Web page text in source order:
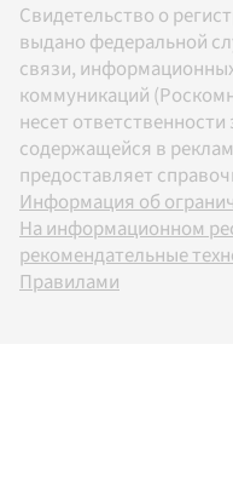
Свидетельство о
выдано федеральной
связи,
коммуникаций
несет
содержащейся в
предоставляет
Информация об
На информационном
рекомендательные
Правилами